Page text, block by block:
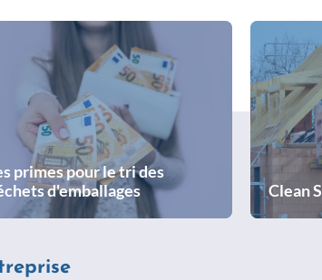
primes pour le tri des
d'emballages
Clean